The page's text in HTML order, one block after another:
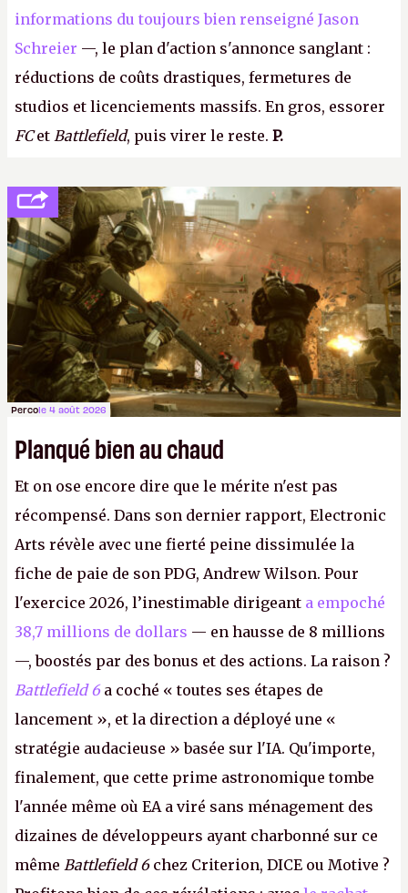
informations du toujours bien renseigné Jason
Schreier —, le plan d'action s'annonce sanglant :
réductions de coûts drastiques, fermetures de
studios et licenciements massifs. En gros, essorer
FCet Battlefield, puis virer le reste. P.
Percole 4 août 2026
Planqué bien au chaud
Et on ose encore dire que le mérite n'est pas
récompensé. Dans son dernier rapport, Electronic
Arts révèle avec une fierté peine dissimulée la
fiche de paie de son PDG, Andrew Wilson. Pour
l'exercice 2026, l’inestimable dirigeant a empoché
38,7 millions de dollars — en hausse de 8 millions
—, boostés par des bonus et des actions. La raison ?
Battlefield 6 a coché « toutes ses étapes de
lancement », et la direction a déployé une «
stratégie audacieuse » basée sur l'IA. Qu'importe,
finalement, que cette prime astronomique tombe
l'année même où EA a viré sans ménagement des
dizaines de développeurs ayant charbonné sur ce
même Battlefield 6chez Criterion, DICE ou Motive ?